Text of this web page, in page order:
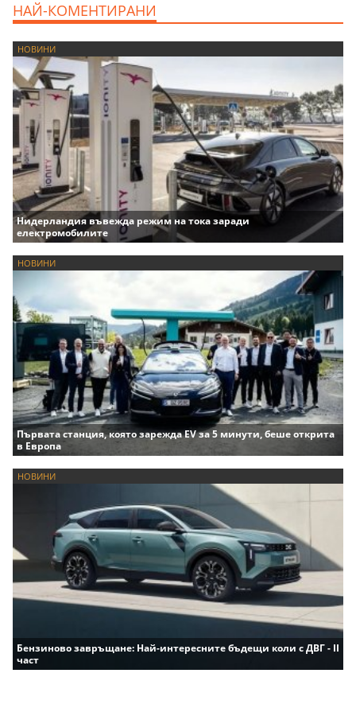
НАЙ-КОМЕНТИРАНИ
НОВИНИ
Нидерландия въвежда режим на тока заради
електромобилите
НОВИНИ
Първата станция, която зарежда EV за 5 минути, беше открита
в Европа
НОВИНИ
Бензиново завръщане: Най-интересните бъдещи коли с ДВГ - II
част